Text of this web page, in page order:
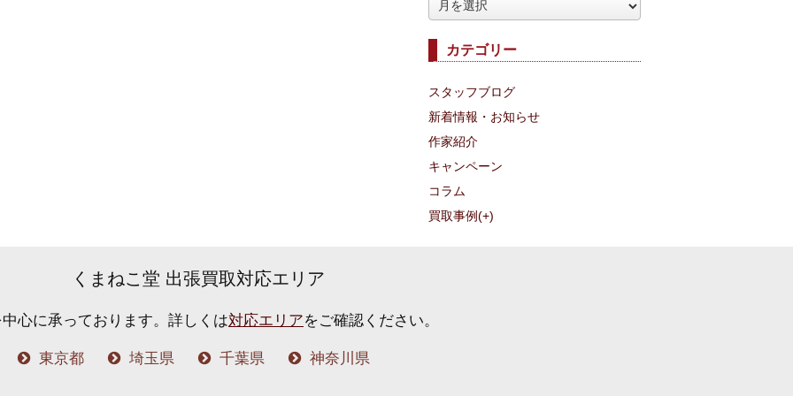
カテゴリー
スタッフブログ
新着情報・お知らせ
作家紹介
キャンペーン
コラム
買取事例(+)
くまねこ堂 出張買取対応エリア
心に承っております。 詳しくは対応エリアをご確認ください。
東京都 埼玉県 千葉県 神奈川県